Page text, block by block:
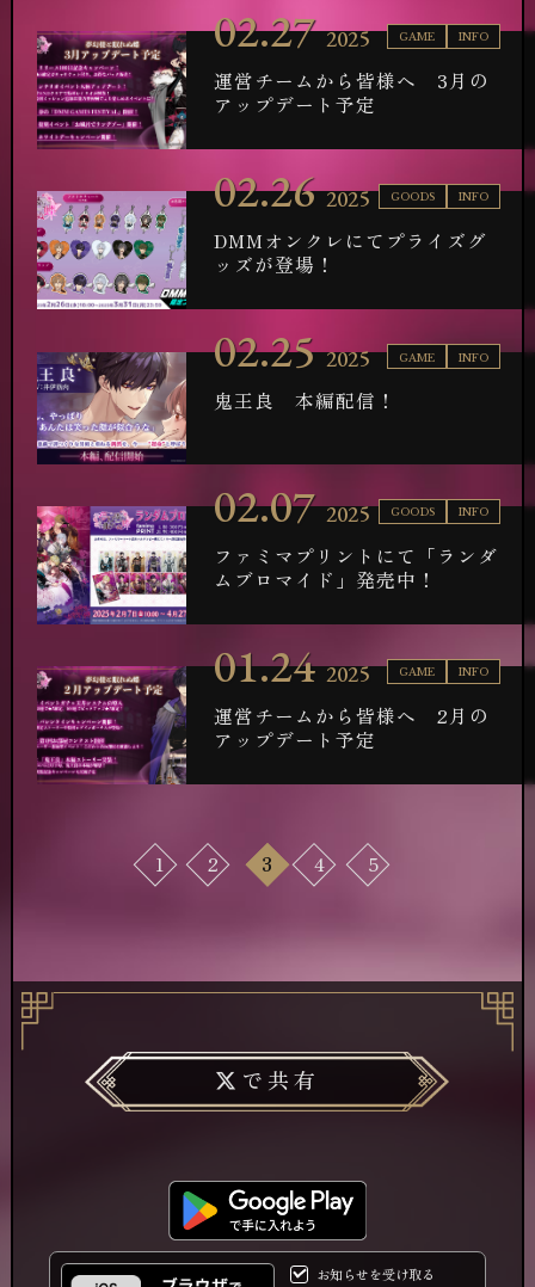
GAME INFO
02.27 2025
運営チームから皆様へ 3月の
アップデート予定
GOODS INFO
02.26 2025
DMMオンクレにてプライズグ
ッズが登場！
GAME INFO
02.25 2025
鬼王良 本編配信！
GOODS INFO
02.07 2025
ファミマプリントにて「ランダ
ムブロマイド」発売中！
GAME INFO
01.24 2025
運営チームから皆様へ 2月の
アップデート予定
1 2 3 4 5
で共有
お知らせを受け取る